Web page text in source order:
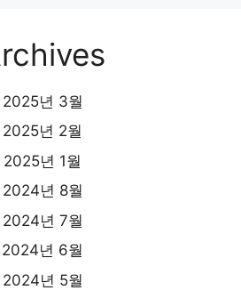
2025년 3월
2025년 2월
2025년 1월
2024년 8월
2024년 7월
2024년 6월
2024년 5월